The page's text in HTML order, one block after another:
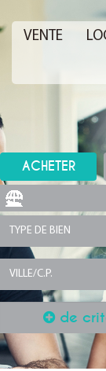
VENTE
ACHETER
TYPE DE BIEN
VILLE/C.P.
de